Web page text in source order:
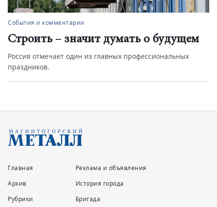
События и комментарии
Строить – значит думать о будущем
Россия отмечает один из главных профессиональных
праздников.
Главная
Архив
Рубрики
Реклама и объявления
История города
Бригада